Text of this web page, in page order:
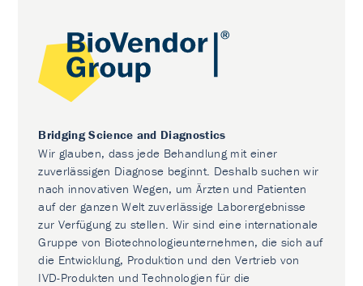
Bridging Science and Diagnostics
Wir glauben, dass jede Behandlung mit einer
zuverlässigen Diagnose beginnt. Deshalb suchen wir
nach innovativen Wegen, um Ärzten und Patienten
auf der ganzen Welt zuverlässige Laborergebnisse
zur Verfügung zu stellen. Wir sind eine internationale
Gruppe von Biotechnologieunternehmen, die sich auf
die Entwicklung, Produktion und den Vertrieb von
IVD-Produkten und Technologien für die